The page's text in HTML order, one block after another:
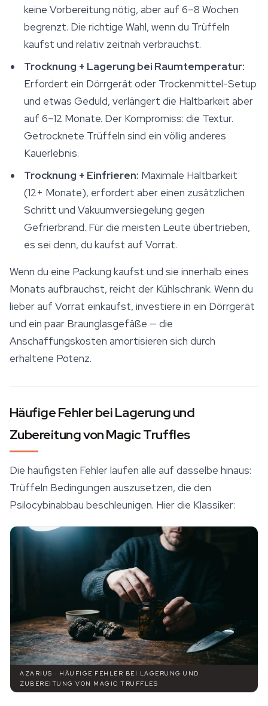
keine Vorbereitung nötig, aber auf 6–8 Wochen
begrenzt. Die richtige Wahl, wenn du Trüffeln
kaufst und relativ zeitnah verbrauchst.
Trocknung + Lagerung bei Raumtemperatur:
Erfordert ein Dörrgerät oder Trockenmittel-Setup
und etwas Geduld, verlängert die Haltbarkeit aber
auf 6–12 Monate. Der Kompromiss: die Textur.
Getrocknete Trüffeln sind ein völlig anderes
Kauerlebnis.
Trocknung + Einfrieren: Maximale Haltbarkeit
(12+ Monate), erfordert aber einen zusätzlichen
Schritt und Vakuumversiegelung gegen
Gefrierbrand. Für die meisten Leute übertrieben,
es sei denn, du kaufst auf Vorrat.
Wenn du eine Packung kaufst und sie innerhalb eines
Monats aufbrauchst, reicht der Kühlschrank. Wenn du
lieber auf Vorrat einkaufst, investiere in ein Dörrgerät
und ein paar Braunglasgefäße — die
Anschaffungskosten amortisieren sich durch
erhaltene Potenz.
Häufige Fehler bei Lagerung und
Zubereitung von Magic Truffles
Die häufigsten Fehler laufen alle auf dasselbe hinaus:
Trüffeln Bedingungen auszusetzen, die den
Psilocybinabbau beschleunigen. Hier die Klassiker:
AZARIUS · HÄUFIGE FEHLER BEI LAGERUNG UND
ZUBEREITUNG VON MAGIC TRUFFLES